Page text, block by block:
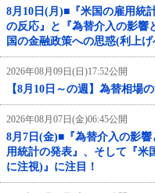
8月10日(月)■『米国の雇用統
の反応』と『為替介入の影響
国の金融政策への思惑(利上
2026年08月09日(日)17:52公開
【8月10日～の週】為替相場
2026年08月07日(金)06:45公開
8月7日(金)■『為替介入の影
用統計の発表』、そして『米
に注視)』に注目！